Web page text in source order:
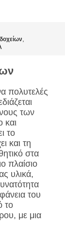
πολυτελές
των
και
το
και τη
στα
πλαίσιο
υλικά,
του
το
με μια